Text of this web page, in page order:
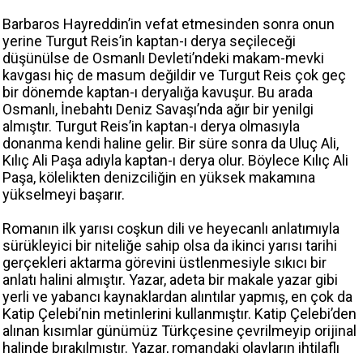
Barbaros Hayreddin’in vefat etmesinden sonra onun
yerine Turgut Reis’in kaptan-ı derya seçileceği
düşünülse de Osmanlı Devleti’ndeki makam-mevki
kavgası hiç de masum değildir ve Turgut Reis çok geç
bir dönemde kaptan-ı deryalığa kavuşur. Bu arada
Osmanlı, İnebahtı Deniz Savaşı’nda ağır bir yenilgi
almıştır. Turgut Reis’in kaptan-ı derya olmasıyla
donanma kendi haline gelir. Bir süre sonra da Uluç Ali,
Kılıç Ali Paşa adıyla kaptan-ı derya olur. Böylece Kılıç Ali
Paşa, kölelikten denizciliğin en yüksek makamına
yükselmeyi başarır.
Romanın ilk yarısı coşkun dili ve heyecanlı anlatımıyla
sürükleyici bir niteliğe sahip olsa da ikinci yarısı tarihi
gerçekleri aktarma görevini üstlenmesiyle sıkıcı bir
anlatı halini almıştır. Yazar, adeta bir makale yazar gibi
yerli ve yabancı kaynaklardan alıntılar yapmış, en çok da
Katip Çelebi’nin metinlerini kullanmıştır. Katip Çelebi’den
alınan kısımlar günümüz Türkçesine çevrilmeyip orijinal
halinde bırakılmıştır. Yazar, romandaki olayların ihtilaflı